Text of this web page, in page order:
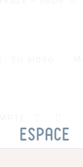
espace